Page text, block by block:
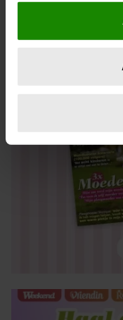
Als u het toestaat,
Informatie
die tot een paar
op specifieke
verwerkt en stel uw
intrekken in de
We gebruiken
personaliseren, om
en om ons
informatie over uw
partners voor social
verzameld op basis
gaat akkoord met